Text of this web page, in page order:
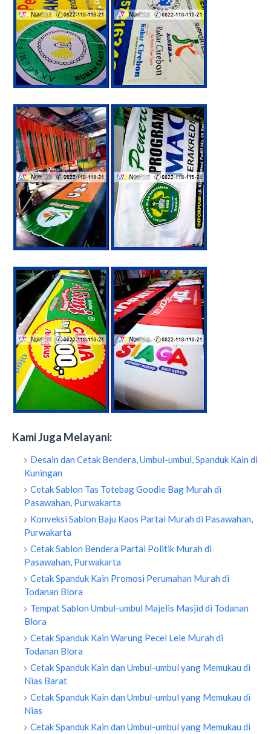
Kami Juga Melayani:
Desain dan Cetak Bendera, Umbul-umbul, Spanduk Kain di
Kuningan
Cetak Sablon Tas Totebag Goodie Bag Murah di
Pasawahan, Purwakarta
Konveksi Sablon Baju Kaos Partai Murah di Pasawahan,
Purwakarta
Cetak Sablon Bendera Partai Politik Murah di
Pasawahan, Purwakarta
Cetak Spanduk Kain Promosi Perumahan Murah di
Todanan Blora
Tempat Sablon Umbul-umbul Majelis Masjid di Todanan
Blora
Cetak Spanduk Kain Warung Pecel Lele Murah di
Todanan Blora
Cetak Spanduk Kain dan Umbul-umbul yang Memukau di
Nias Barat
Cetak Spanduk Kain dan Umbul-umbul yang Memukau di
Nias
Cetak Spanduk Kain dan Umbul-umbul yang Memukau di